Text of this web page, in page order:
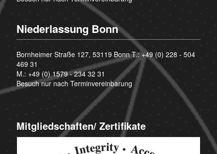
Niederlassung Bonn
Bornheimer Straße 127, 53119 Bonn T.:+49 (0) 228 - 504
469 31
M.: +49 (0) 1579 - 234 32 31
Besuch nur nach Terminvereinbarung
Mitgliedschaften/ Zertifikate